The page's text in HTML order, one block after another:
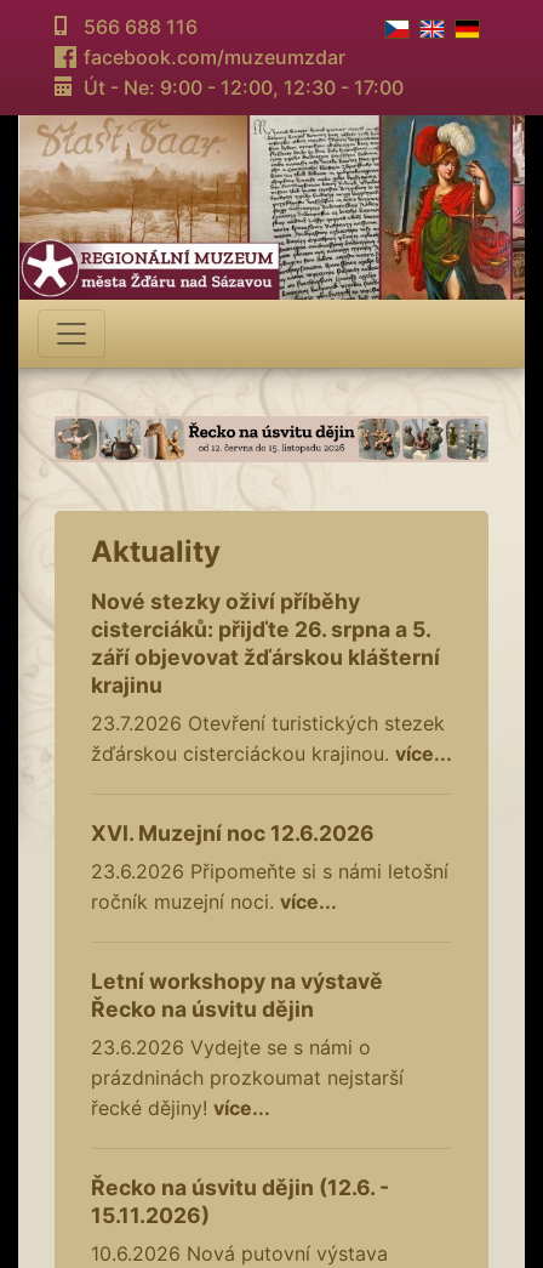
566 688 116
facebook.com/muzeumzdar
Út - Ne: 9:00 - 12:00, 12:30 - 17:00
Aktuality
Nové stezky oživí příběhy
cisterciáků: přijďte 26. srpna a 5.
září objevovat žďárskou klášterní
krajinu
23.7.2026 Otevření turistických stezek
žďárskou cisterciáckou krajinou. více...
XVI. Muzejní noc 12.6.2026
23.6.2026 Připomeňte si s námi letošní
ročník muzejní noci. více...
Letní workshopy na výstavě
Řecko na úsvitu dějin
23.6.2026 Vydejte se s námi o
prázdninách prozkoumat nejstarší
řecké dějiny! více...
Řecko na úsvitu dějin (12.6. -
15.11.2026)
10.6.2026 Nová putovní výstava